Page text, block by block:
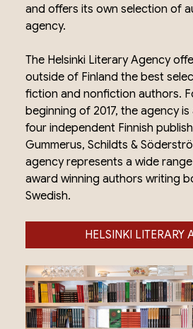
and offers its own selection of
agency.
The Helsinki Literary Agency
outside of Finland the best
fiction and nonfiction authors.
beginning of 2017, the agency
four independent Finnish
Gummerus, Schildts &
agency represents a wide
award winning authors writing
Swedish.
HELSINKI LITERARY